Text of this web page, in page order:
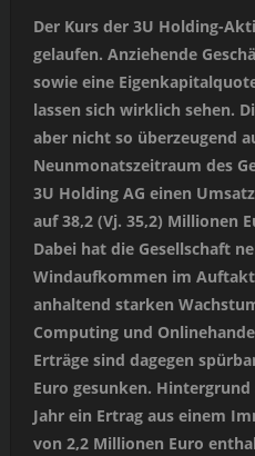
Der Kurs der 3U Holding-
gelaufen. Anziehende
sowie eine
lassen sich wirklich sehen.
aber nicht so überzeugend
Neunmonatszeitraum des
3U Holding AG einen
auf 38,2 (Vj. 35,2) Millionen
Dabei hat die Gesellschaft
Windaufkommen im
anhaltend starken
Computing und
Erträge sind dagegen
Euro gesunken.
Jahr ein Ertrag aus einem
von 2,2 Millionen Euro